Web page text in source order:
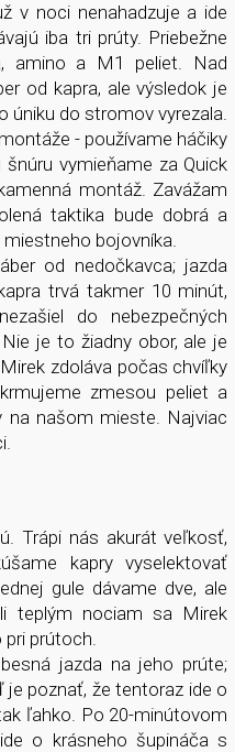
v noci nenahadzuje a ide
iba tri prúty. Priebežne
amino a M1 peliet. Nad
od kapra, ale výsledok je
úniku do stromov vyrezala.
- používame háčiky
vymieňame za Quick
montáž. Zavážam
taktika bude dobrá a
bojovníka.
od nedočkavca; jazda
trvá takmer 10 minút,
do nebezpečných
je to žiadny obor, ale je
zdoláva počas chvíľky
zmesou peliet a
na našom mieste. Najviac
Trápi nás akurát veľkosť,
kapry vyselektovať
gule dávame dve, ale
teplým nociam sa Mirek
pri prútoch.
jazda na jeho prúte;
je poznať, že tentoraz ide o
ľahko. Po 20-minútovom
o krásneho šupináča s